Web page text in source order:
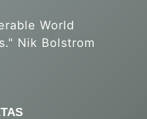
World
Nik Bolstrom